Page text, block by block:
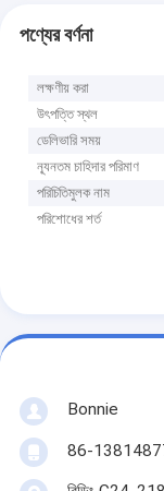
পণ্যের বর্ণনা
লক্ষণীয় করা
উৎপত্তি স্থল
ডেলিভারি সময়
ন্যূনতম চাহিদার পরিমাণ
পরিচিতিমুলক নাম
পরিশোধের শর্ত
Bonnie
86-